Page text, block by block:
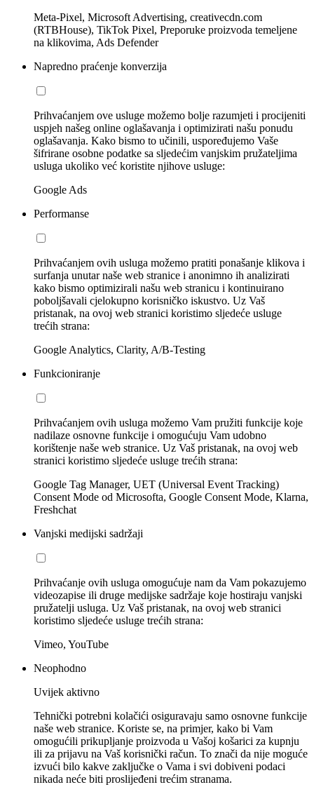
Meta-Pixel, Microsoft Advertising, creativecdn.com
(RTBHouse), TikTok Pixel, Preporuke proizvoda temeljene
na klikovima, Ads Defender
Napredno praćenje konverzija
Prihvaćanjem ove usluge možemo bolje razumjeti i procijeniti
uspjeh našeg online oglašavanja i optimizirati našu ponudu
oglašavanja. Kako bismo to učinili, uspoređujemo Vaše
šifrirane osobne podatke sa sljedećim vanjskim pružateljima
usluga ukoliko već koristite njihove usluge:
Google Ads
Performanse
Prihvaćanjem ovih usluga možemo pratiti ponašanje klikova i
surfanja unutar naše web stranice i anonimno ih analizirati
kako bismo optimizirali našu web stranicu i kontinuirano
poboljšavali cjelokupno korisničko iskustvo. Uz Vaš
pristanak, na ovoj web stranici koristimo sljedeće usluge
trećih strana:
Google Analytics, Clarity, A/B-Testing
Funkcioniranje
Prihvaćanjem ovih usluga možemo Vam pružiti funkcije koje
nadilaze osnovne funkcije i omogućuju Vam udobno
korištenje naše web stranice. Uz Vaš pristanak, na ovoj web
stranici koristimo sljedeće usluge trećih strana:
Google Tag Manager, UET (Universal Event Tracking)
Consent Mode od Microsofta, Google Consent Mode, Klarna,
Freshchat
Vanjski medijski sadržaji
Prihvaćanje ovih usluga omogućuje nam da Vam pokazujemo
videozapise ili druge medijske sadržaje koje hostiraju vanjski
pružatelji usluga. Uz Vaš pristanak, na ovoj web stranici
koristimo sljedeće usluge trećih strana:
Vimeo, YouTube
Neophodno
Uvijek aktivno
Tehnički potrebni kolačići osiguravaju samo osnovne funkcije
naše web stranice. Koriste se, na primjer, kako bi Vam
omogućili prikupljanje proizvoda u Vašoj košarici za kupnju
ili za prijavu na Vaš korisnički račun. To znači da nije moguće
izvući bilo kakve zaključke o Vama i svi dobiveni podaci
nikada neće biti proslijeđeni trećim stranama.